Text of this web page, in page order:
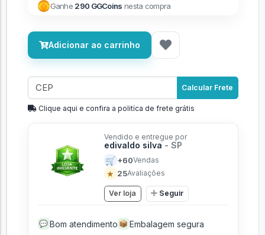
Ganhe 290 GGCoins nesta compra
Adicionar ao carrinho
Calcular Frete
Clique aqui e confira a politíca de frete grátis
Vendido e entregue por
edivaldo silva - SP
🛒 +60Vendas
★ 25Avaliações
Ver loja Seguir
💬 Bom atendimento 📦 Embalagem segura